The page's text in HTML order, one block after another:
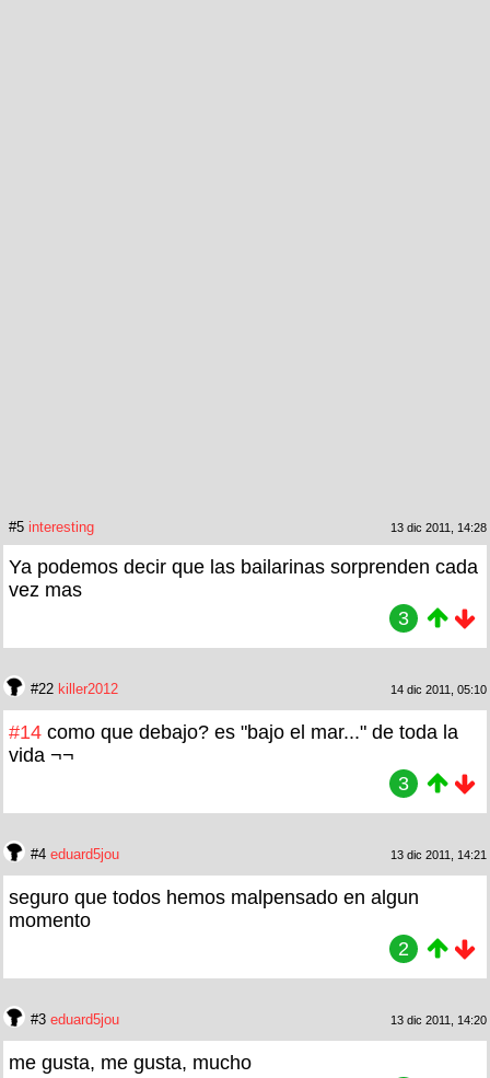
#5 interesting 13 dic 2011, 14:28
Ya podemos decir que las bailarinas sorprenden cada
vez mas
3
#22 killer2012 14 dic 2011, 05:10
#14 como que debajo? es "bajo el mar..." de toda la
vida ¬¬
3
#4 eduard5jou 13 dic 2011, 14:21
seguro que todos hemos malpensado en algun
momento
2
#3 eduard5jou 13 dic 2011, 14:20
me gusta, me gusta, mucho